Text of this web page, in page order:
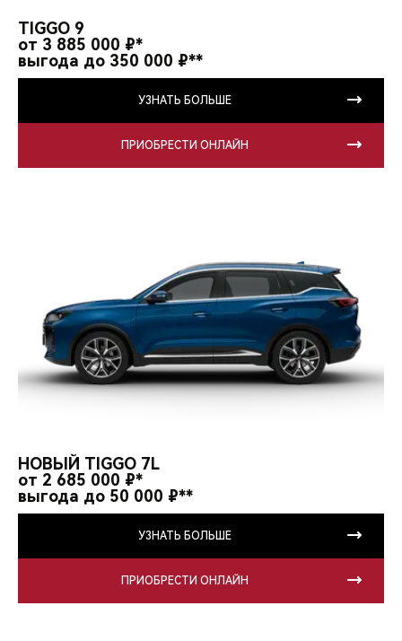
CHERY И СПОРТ
НАШИ МЕРОПРИЯТИЯ
TIGGO 9
от 3 885 000 ₽*
выгода до 350 000 ₽**
УЗНАТЬ БОЛЬШЕ
ПРИОБРЕСТИ ОНЛАЙН
НОВЫЙ TIGGO 7L
от 2 685 000 ₽*
выгода до 50 000 ₽**
УЗНАТЬ БОЛЬШЕ
ПРИОБРЕСТИ ОНЛАЙН